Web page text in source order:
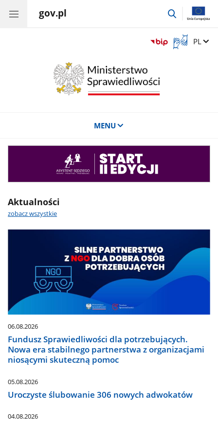
gov.pl
przejdź
Otwórz
okno
Zmień
PL
MENU
Aktualności
zobacz wszystkie
06.08.2026
Fundusz Sprawiedliwości dla potrzebujących.
Nowa era stabilnego partnerstwa z organizacjami
niosącymi skuteczną pomoc
05.08.2026
Uroczyste ślubowanie 306 nowych adwokatów
04.08.2026